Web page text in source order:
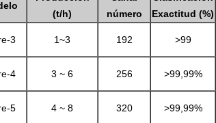
(t/h)
número
Exactitud (%)
3 1~3 192 >99
4 3 ~ 6 256 >99,99%
5 4 ~ 8 320 >99,99%